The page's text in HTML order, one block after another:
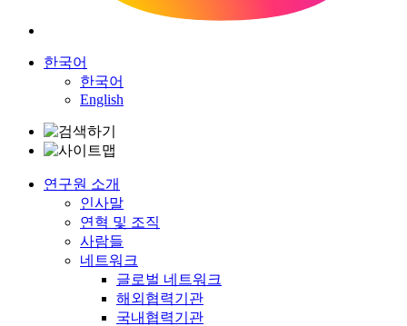
한국어
한국어
English
연구원 소개
인사말
연혁 및 조직
사람들
네트워크
글로벌 네트워크
해외협력기관
국내협력기관